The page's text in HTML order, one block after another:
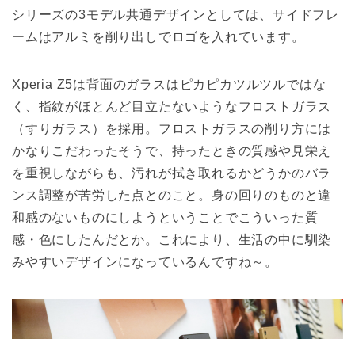
シリーズの3モデル共通デザインとしては、サイドフレ
ームはアルミを削り出しでロゴを入れています。
Xperia Z5は背面のガラスはピカピカツルツルではな
く、指紋がほとんど目立たないようなフロストガラス
（すりガラス）を採用。フロストガラスの削り方には
かなりこだわったそうで、持ったときの質感や見栄え
を重視しながらも、汚れが拭き取れるかどうかのバラ
ンス調整が苦労した点とのこと。身の回りのものと違
和感のないものにしようということでこういった質
感・色にしたんだとか。これにより、生活の中に馴染
みやすいデザインになっているんですね～。